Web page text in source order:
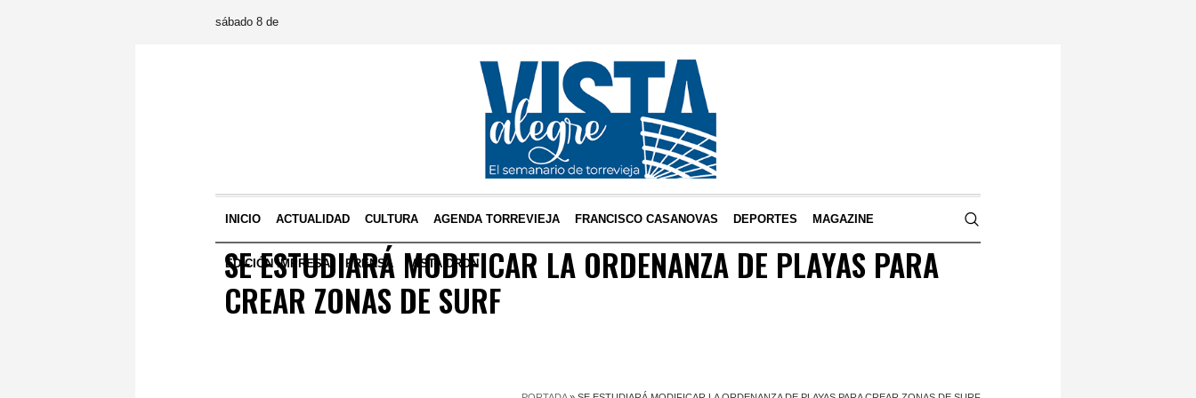
sábado 8 de
INICIO ACTUALIDAD CULTURA AGENDA TORREVIEJA FRANCISCO CASANOVAS DEPORTES MAGAZINE
EDICIÓN IMPRESA PRENSA VISTA DRON
SE ESTUDIARÁ MODIFICAR LA ORDENANZA DE PLAYAS PARA
CREAR ZONAS DE SURF